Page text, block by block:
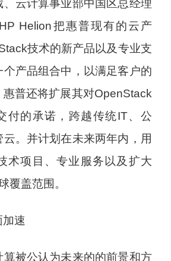
云计算事业部中国区总经理
Helion把惠普现有的云产
技术的新产品以及专业支
产品组合中，以满足客户的
惠普还将扩展其对OpenStack
付的承诺，跨越传统IT、公
。并计划在未来两年内，用
术项目、专业服务以及扩大
覆盖范围。
速
被公认为未来的的前景和方